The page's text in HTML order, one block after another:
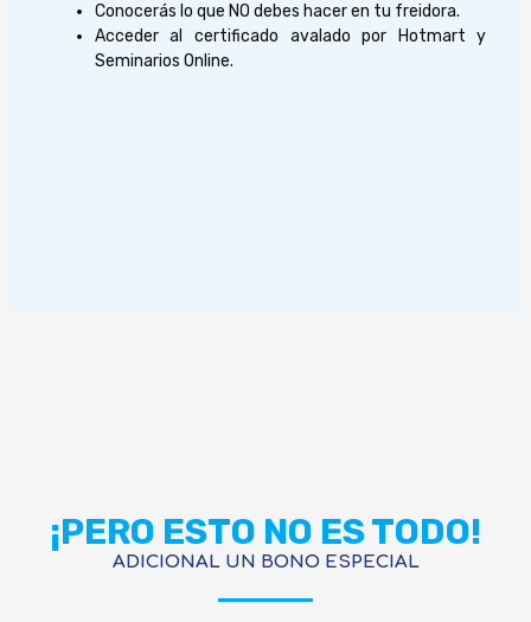
Conocerás lo que NO debes hacer en tu freidora.
Acceder al certificado avalado por Hotmart y
Seminarios Online.
¡PERO ESTO NO ES TODO!
ADICIONAL UN BONO ESPECIAL